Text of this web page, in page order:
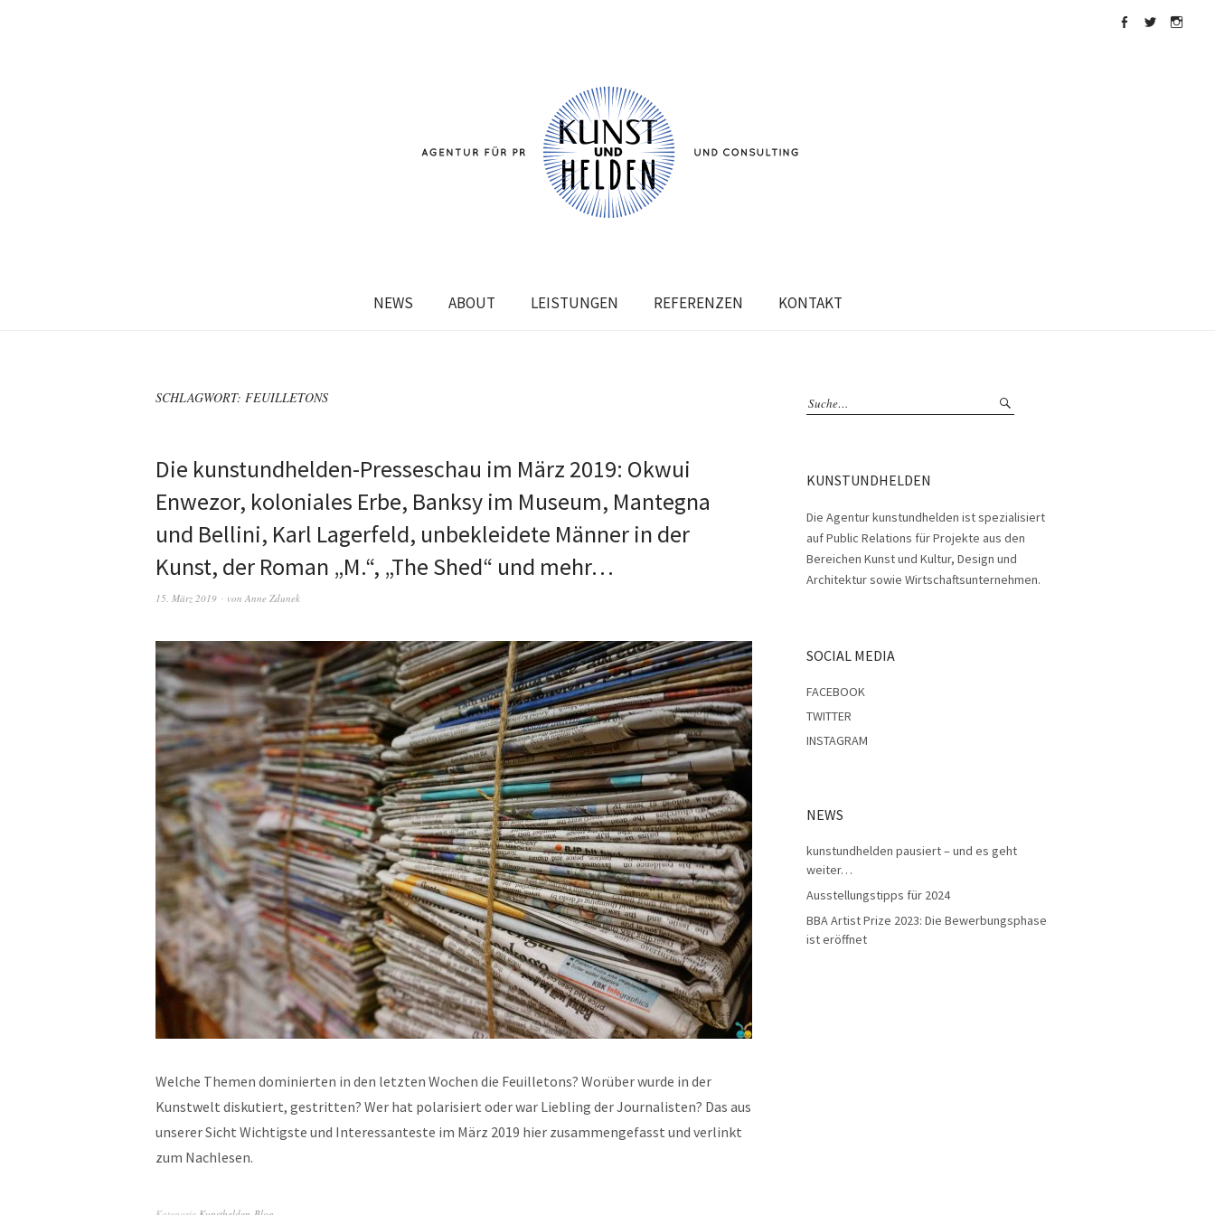
NEWS ABOUT LEISTUNGEN REFERENZEN KONTAKT
SCHLAGWORT: FEUILLETONS
Die kunstundhelden-Presseschau im März 2019: Okwui
Enwezor, koloniales Erbe, Banksy im Museum, Mantegna
und Bellini, Karl Lagerfeld, unbekleidete Männer in der
Kunst, der Roman „M.“, „The Shed“ und mehr…
15. März 2019 von Anne Zdunek
Welche Themen dominierten in den letzten Wochen die Feuilletons? Worüber wurde in der
Kunstwelt diskutiert, gestritten? Wer hat polarisiert oder war Liebling der Journalisten? Das aus
unserer Sicht Wichtigste und Interessanteste im März 2019 hier zusammengefasst und verlinkt
zum Nachlesen.
KUNSTUNDHELDEN
Die Agentur kunstundhelden ist spezialisiert
auf Public Relations für Projekte aus den
Bereichen Kunst und Kultur, Design und
Architektur sowie Wirtschaftsunternehmen.
SOCIAL MEDIA
FACEBOOK
TWITTER
INSTAGRAM
NEWS
kunstundhelden pausiert – und es geht
weiter…
Ausstellungstipps für 2024
BBA Artist Prize 2023: Die Bewerbungsphase
ist eröffnet